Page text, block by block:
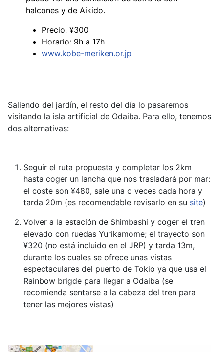
halcones y de Aikido.
Precio: ¥300
Horario: 9h a 17h
www.kobe-meriken.or.jp
Saliendo del jardín, el resto del día lo pasaremos
visitando la isla artificial de Odaiba. Para ello, tenemos
dos alternativas:
Seguir el ruta propuesta y completar los 2km
hasta coger un lancha que nos trasladará por mar:
el coste son ¥480, sale una o veces cada hora y
tarda 20m (es recomendable revisarlo en su site)
Volver a la estación de Shimbashi y coger el tren
elevado con ruedas Yurikamome; el trayecto son
¥320 (no está incluido en el JRP) y tarda 13m,
durante los cuales se ofrece unas vistas
espectaculares del puerto de Tokio ya que usa el
Rainbow brigde para llegar a Odaiba (se
recomienda sentarse a la cabeza del tren para
tener las mejores vistas)